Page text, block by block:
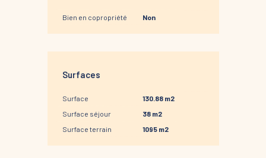
Bien en copropriété Non
Surfaces
Surface
130.88 m2
Surface séjour
38 m2
Surface terrain
1095 m2